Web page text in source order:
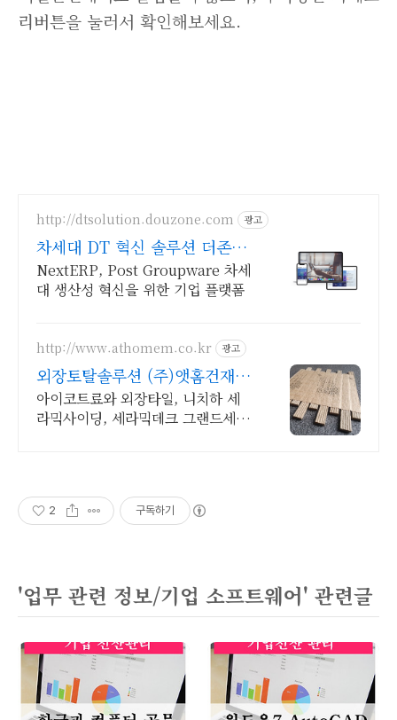
리버튼을 눌러서 확인해보세요.
http://dtsolution.douzone.com 광고
차세대 DT 혁신 솔루션 더존
아마란스 10
NextERP, Post Groupware 차세
대 생산성 혁신을 위한 기업 플랫폼
http://www.athomem.co.kr 광고
외장토탈솔루션 (주)앳홈건재
전문시공팀보유
아이코트료와 외장타일, 니치하 세
라믹사이딩, 세라믹데크 그랜드세라
2 구독하기
'업무 관련 정보/기업 소프트웨어' 관련글